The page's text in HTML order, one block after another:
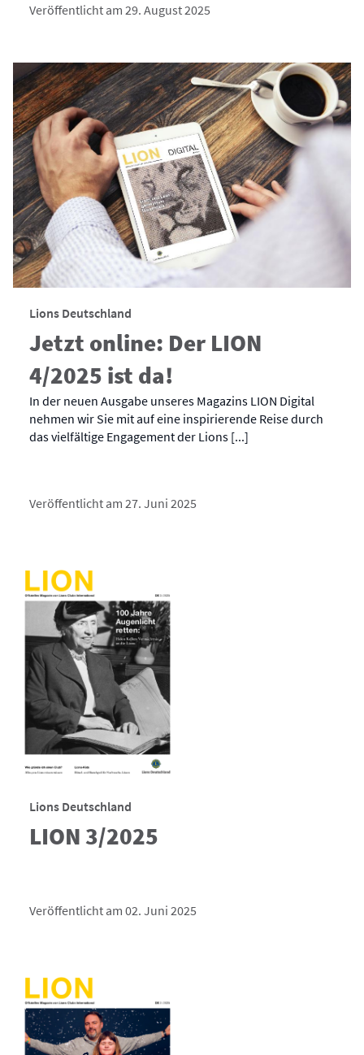
Veröffentlicht am 29. August 2025
Lions Deutschland
Jetzt online: Der LION
4/2025 ist da!
In der neuen Ausgabe unseres Magazins LION Digital
nehmen wir Sie mit auf eine inspirierende Reise durch
das vielfältige Engagement der Lions [...]
Veröffentlicht am 27. Juni 2025
Lions Deutschland
LION 3/2025
Veröffentlicht am 02. Juni 2025